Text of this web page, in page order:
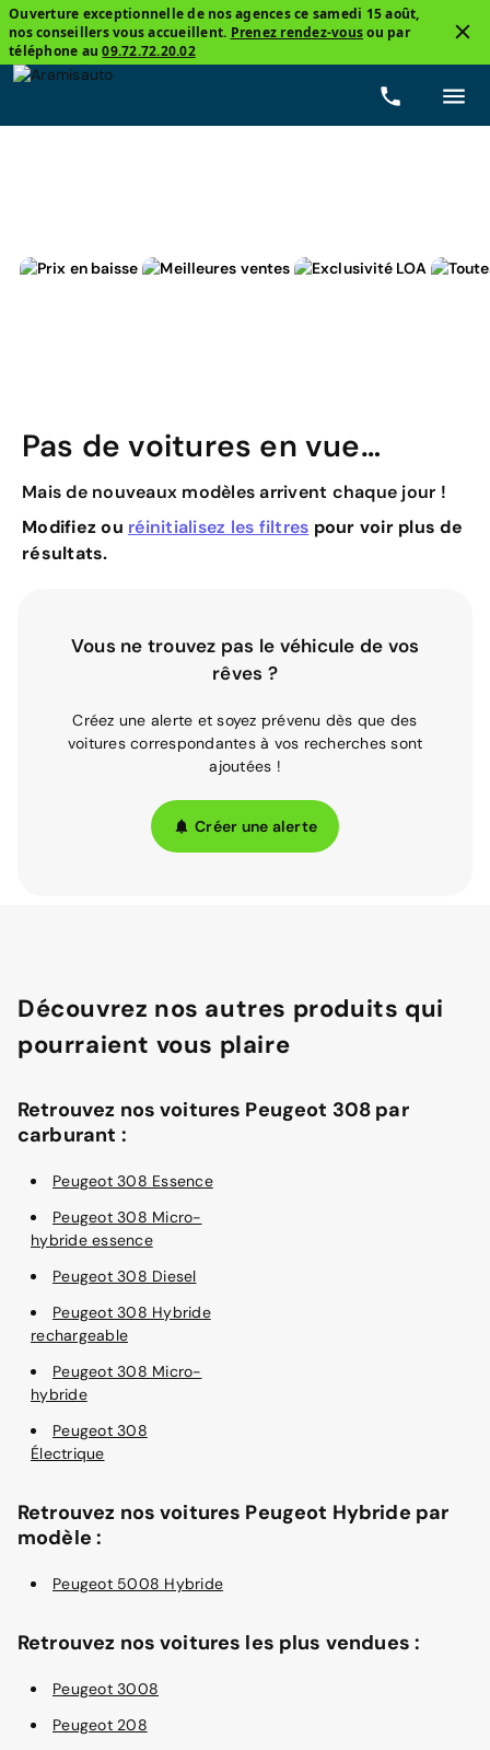
Ouverture exceptionnelle de nos agences ce samedi 15 août,
nos conseillers vous accueillent. Prenez rendez-vousou par
téléphone au09.72.72.20.02
Hybride non-rechargeable Prix
Pas de voitures en vue…
Mais de nouveaux modèles arrivent chaque jour !
Modifiez ou réinitialisez les filtres pour voir plus de
résultats.
Vous ne trouvez pas le véhicule de vos
rêves ?
Créez une alerte et soyez prévenu dès que des
voitures correspondantes à vos recherches sont
ajoutées !
Créer une alerte
Découvrez nos autres produits qui
pourraient vous plaire
Retrouvez nos voitures Peugeot 308 par
carburant :
Peugeot 308 Essence
Peugeot 308 Micro-
hybride essence
Peugeot 308 Diesel
Peugeot 308 Hybride
rechargeable
Peugeot 308 Micro-
hybride
Peugeot 308
Électrique
Retrouvez nos voitures Peugeot Hybride par
modèle :
Peugeot 5008 Hybride
Retrouvez nos voitures les plus vendues :
Peugeot 3008
Peugeot 208